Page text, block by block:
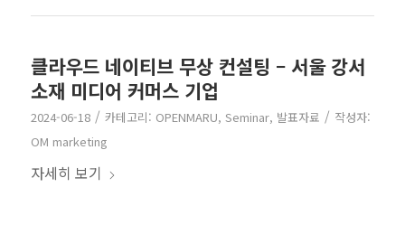
클라우드 네이티브 무상 컨설팅 – 서울 강서
소재 미디어 커머스 기업
2024-06-18 / 카테고리: OPENMARU, Seminar, 발표자료 / 작성자:
OM marketing
자세히 보기